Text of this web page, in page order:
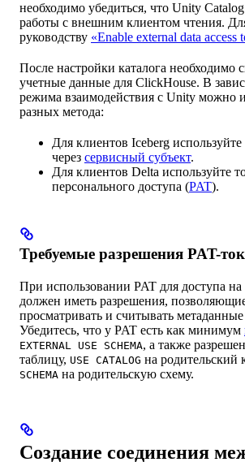
необходимо убедиться, что Unity
работы с внешним клиентом чтения.
руководству «Enable external data access
После настройки каталога необходимо
учетные данные для ClickHouse. В
режима взаимодействия с Unity можно
разных метода:
Для клиентов Iceberg
через сервисный субъект.
Для клиентов Delta используйте
персонального доступа (PAT).
Требуемые разрешения PAT-
При использовании PAT для доступа на
должен иметь разрешения,
просматривать и считывать
Убедитесь, что у PAT есть как минимум
EXTERNAL USE SCHEMA, а также
таблицу, USE CATALOG на родительский
SCHEMA на родительскую схему.
Создание соединения